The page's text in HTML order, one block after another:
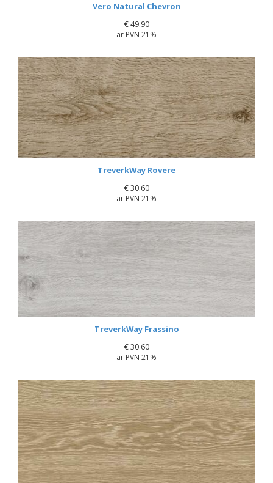
Vero Natural Chevron
€49.90
ar PVN 21%
TreverkWay Rovere
€30.60
ar PVN 21%
TreverkWay Frassino
€30.60
ar PVN 21%